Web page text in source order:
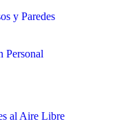
y Paredes
Personal
al Aire Libre